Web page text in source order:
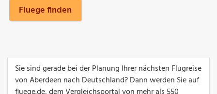
Fluege finden
Sie sind gerade bei der Planung Ihrer nächsten Flugreise
von Aberdeen nach Deutschland? Dann werden Sie auf